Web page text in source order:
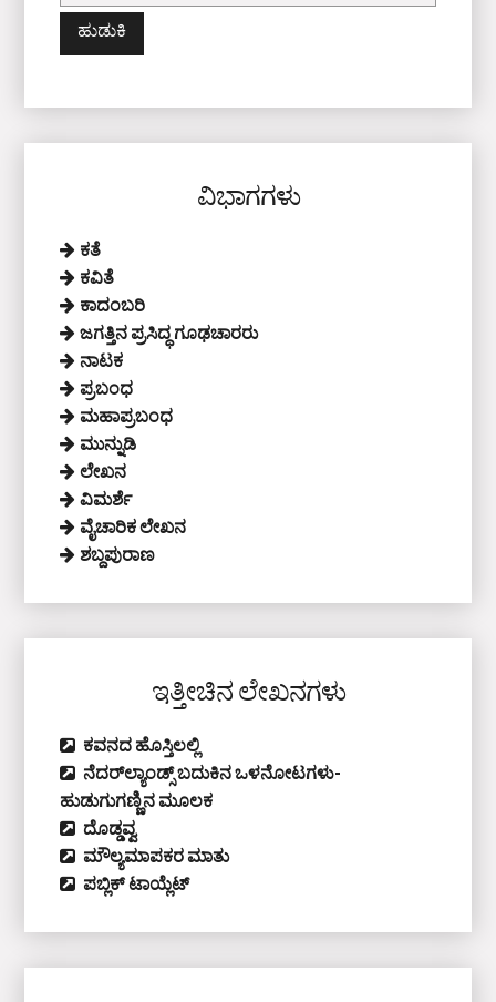
ಹುಡುಕಿ:
ವಿಭಾಗಗಳು
ಕತೆ
ಕವಿತೆ
ಕಾದಂಬರಿ
ಜಗತ್ತಿನ ಪ್ರಸಿದ್ಧ ಗೂಢಚಾರರು
ನಾಟಕ
ಪ್ರಬಂಧ
ಮಹಾಪ್ರಬಂಧ
ಮುನ್ನುಡಿ
ಲೇಖನ
ವಿಮರ್ಶೆ
ವೈಚಾರಿಕ ಲೇಖನ
ಶಬ್ದಪುರಾಣ
ಇತ್ತೀಚಿನ ಲೇಖನಗಳು
ಕವನದ ಹೊಸ್ತಿಲಲ್ಲಿ
ನೆದರ್‌ಲ್ಯಾಂಡ್ಸ್‌ ಬದುಕಿನ ಒಳನೋಟಗಳು-
ಹುಡುಗುಗಣ್ಣಿನ ಮೂಲಕ
ದೊಡ್ಡವ್ವ
ಮೌಲ್ಯಮಾಪಕರ ಮಾತು
ಪಬ್ಲಿಕ್‌ ಟಾಯ್ಲೆಟ್‌